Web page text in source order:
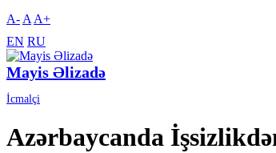
A- A A+
EN RU
Mayis Əlizadə
İcmalçi
Azərbaycanda